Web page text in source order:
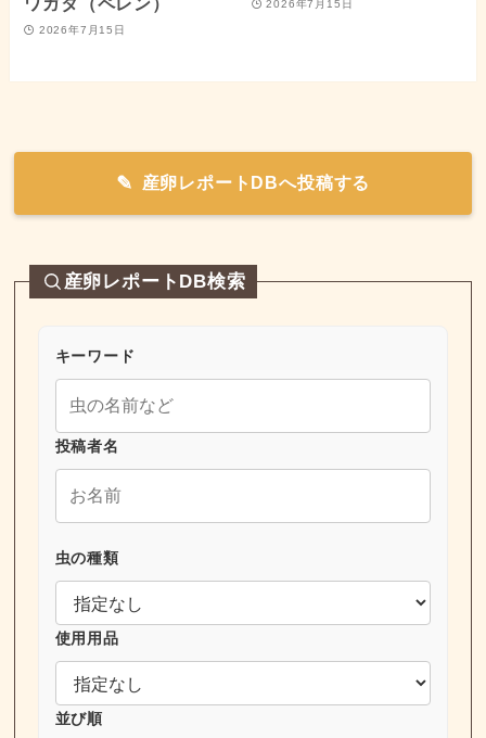
2026年7月15日
2026年7月15日
産卵レポートDBへ投稿する
産卵レポートDB検索
キーワード
投稿者名
虫の種類
使用用品
並び順